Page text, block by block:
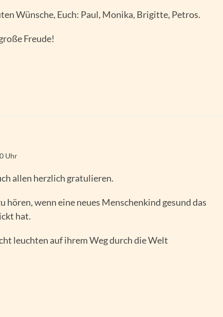
Wünsche, Euch: Paul, Monika, Brigitte, Petros.
Freude!
Uhr
allen herzlich gratulieren.
hören, wenn eine neues Menschenkind gesund das
hat.
leuchten auf ihrem Weg durch die Welt